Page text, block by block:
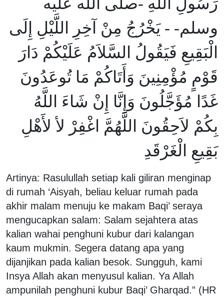
وسلم- - يَخْرُجُ مِنْ آخِرِ اللَّيْلِ إِلَى
الْبَقِيعِ فَيَقُولُ السَّلاَمُ عَلَيْكُمْ دَارَ
قَوْمٍ مُؤْمِنِينَ وَأَتَاكُمْ مَا تُوعَدُونَ
غَدًا مُؤَجَّلُونَ وَإِنَّا إِنْ شَاءَ اللَّهُ
بِكُمْ لاَحِقُونَ اللَّهُمَّ اغْفِرْ لأ لأَهْلِ
بَقِيعِ الْغَرْقَدِ
Artinya: Rasulullah setiap kali giliran menginap
di rumah ‘Aisyah, beliau keluar rumah pada
akhir malam menuju ke makam Baqi’ seraya
mengucapkan salam: Salam sejahtera atas
kalian wahai penghuni kubur dari kalangan
kaum mukmin. Segera datang apa yang
dijanjikan pada kalian besok. Sungguh, kami
Insya Allah akan menyusul kalian. Ya Allah
ampunilah penghuni kubur Baqi’ Gharqad.” (HR